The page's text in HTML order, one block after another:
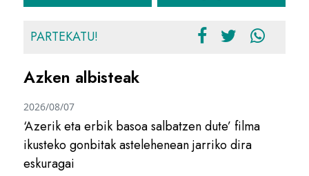
PARTEKATU!
Azken albisteak
‘Azerik eta erbik basoa salbatzen dute’ filma
ikusteko gonbitak astelehenean jarriko dira
eskuragai
2026/08/07